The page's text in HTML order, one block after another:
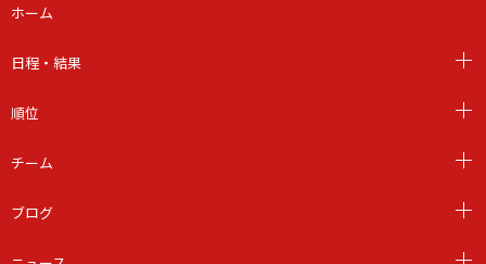
ホーム
日程・結果
順位
チーム
ブログ